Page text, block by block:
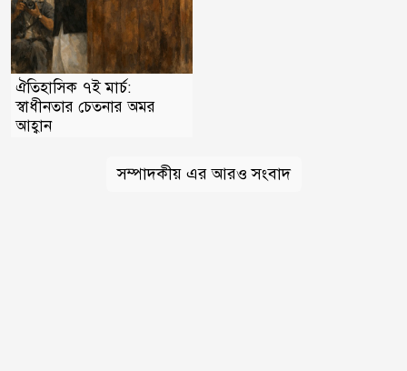
ঐতিহাসিক ৭ই মার্চ:
স্বাধীনতার চেতনার অমর
আহ্বান
সম্পাদকীয় এর আরও সংবাদ